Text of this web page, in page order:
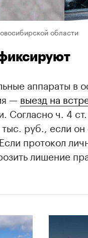
области
аппараты в
— выезд на
ч. 4
руб., если
протокол
лишение